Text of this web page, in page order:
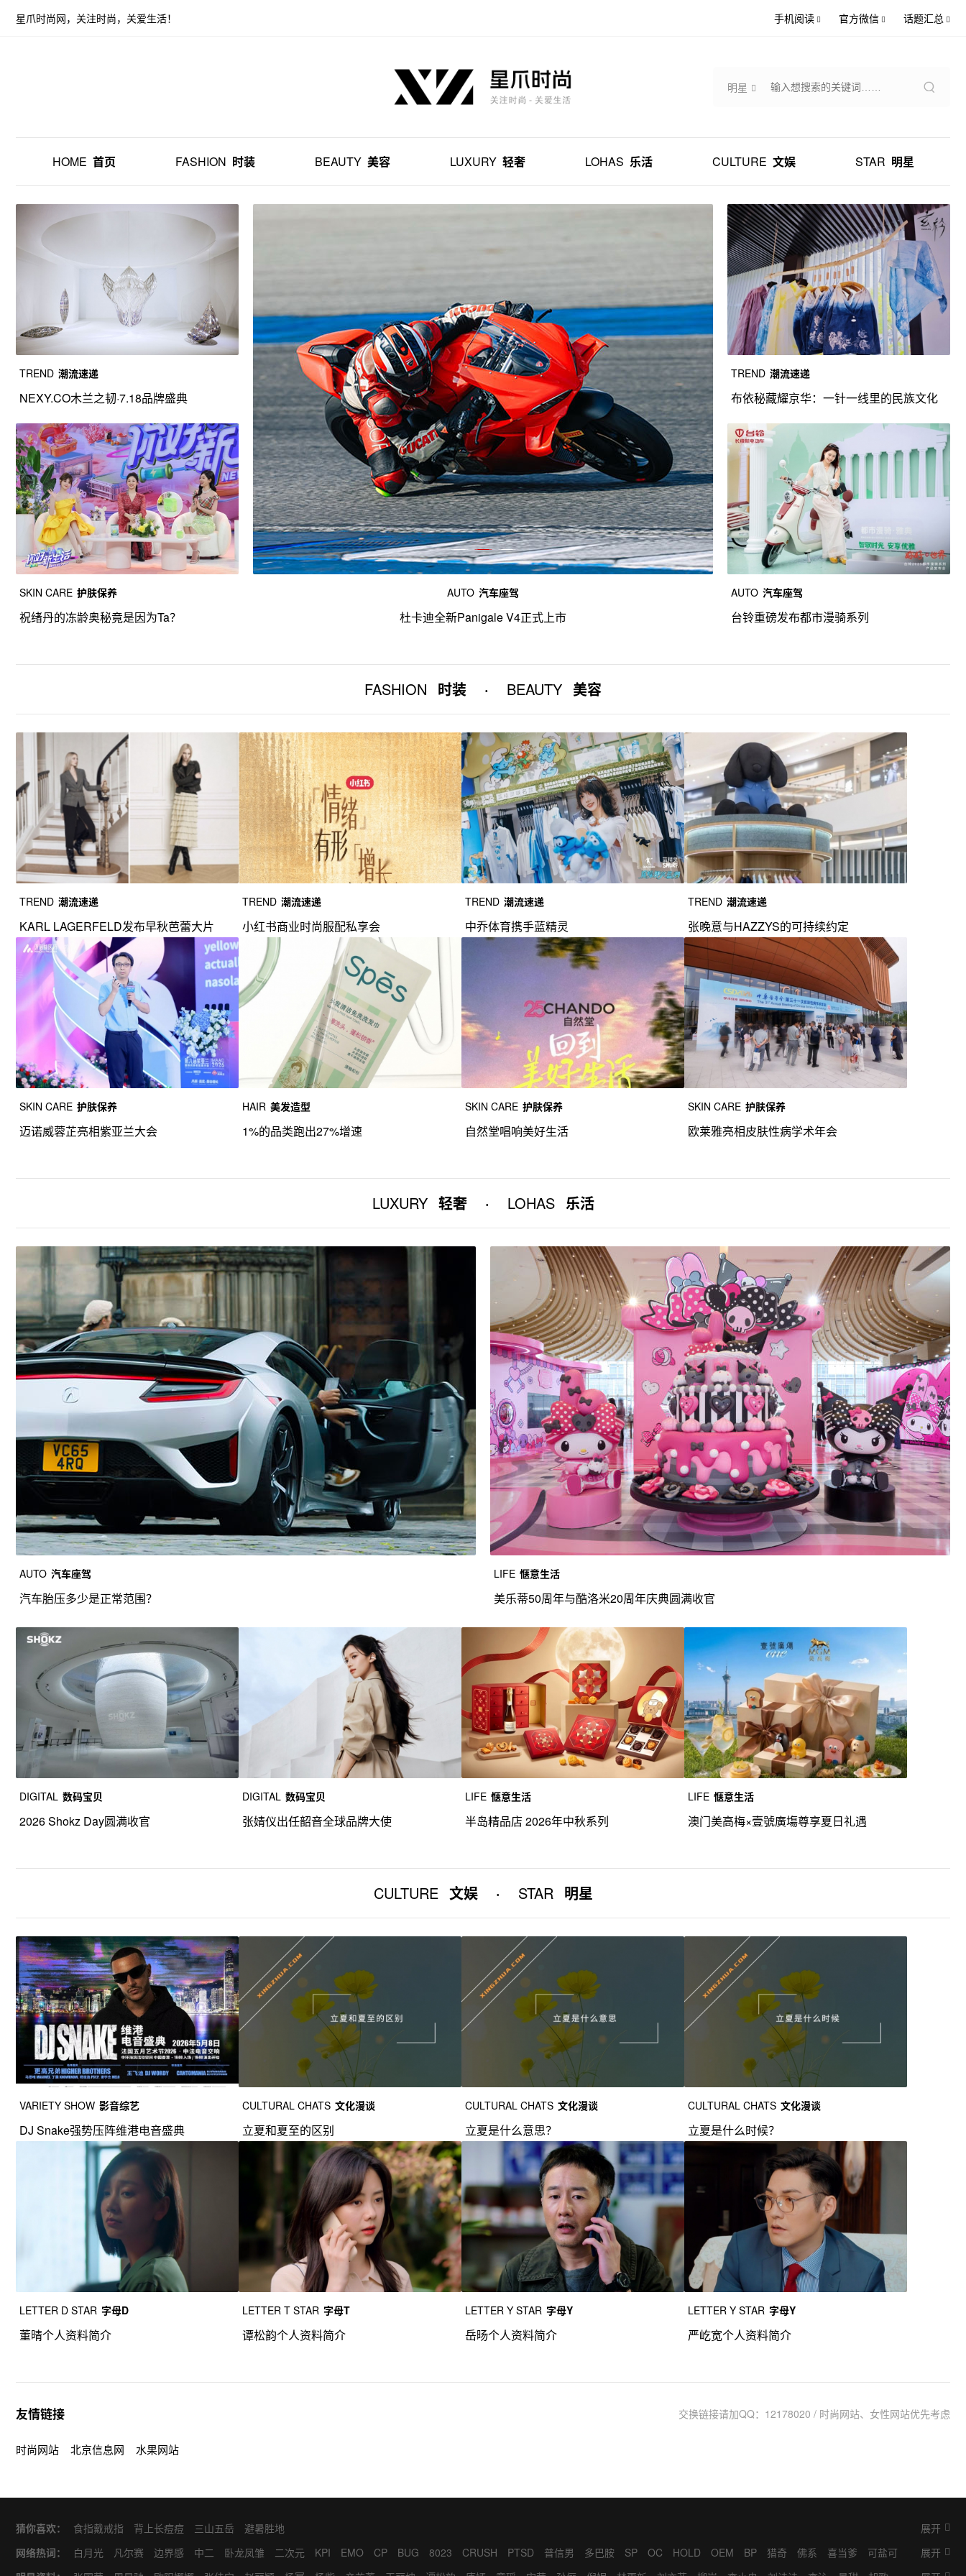
星爪时尚网，关注时尚，关爱生活！ 手机阅读 官方微信 话题汇总
明星
HOME 首页 FASHION 时装 BEAUTY 美容 LUXURY 轻奢 LOHAS 乐活 CULTURE 文娱 STAR 明星
汽车座驾
杜卡迪全新Panigale V4正式上市 ENWEIS伊维斯正式官宣品牌代言人
TREND 潮流速递
NEXY.CO木兰之韧·7.18品牌盛典
SKIN CARE 护肤保养
祝绪丹的冻龄奥秘竟是因为Ta？
TREND 潮流速递
布依秘藏耀京华：一针一线里的民族文化
新生
AUTO 汽车座驾
台铃重磅发布都市漫骑系列
FASHION 时装 · BEAUTY 美容
TREND 潮流速递
KARL LAGERFELD发布早秋芭蕾大片
TREND 潮流速递
小红书商业时尚服配私享会
TREND 潮流速递
中乔体育携手蓝精灵
TREND 潮流速递
张晚意与HAZZYS的可持续约定
SKIN CARE 护肤保养
迈诺威蓉芷亮相紫亚兰大会
HAIR 美发造型
1%的品类跑出27%增速
SKIN CARE 护肤保养
自然堂唱响美好生活
SKIN CARE 护肤保养
欧莱雅亮相皮肤性病学术年会
LUXURY 轻奢 · LOHAS 乐活
AUTO 汽车座驾
汽车胎压多少是正常范围？
LIFE 惬意生活
美乐蒂50周年与酷洛米20周年庆典圆满收官
DIGITAL 数码宝贝
2026 Shokz Day圆满收官
DIGITAL 数码宝贝
张婧仪出任韶音全球品牌大使
LIFE 惬意生活
半岛精品店 2026年中秋系列
LIFE 惬意生活
澳门美高梅×壹號廣塲尊享夏日礼遇
CULTURE 文娱 · STAR 明星
VARIETY SHOW 影音综艺
DJ Snake强势压阵维港电音盛典
CULTURAL CHATS 文化漫谈
立夏和夏至的区别
CULTURAL CHATS 文化漫谈
立夏是什么意思？
CULTURAL CHATS 文化漫谈
立夏是什么时候？
LETTER D STAR 字母D
董晴个人资料简介
LETTER T STAR 字母T
谭松韵个人资料简介
LETTER Y STAR 字母Y
岳旸个人资料简介
LETTER Y STAR 字母Y
严屹宽个人资料简介
友情链接 交换链接请加QQ：12178020 / 时尚网站、女性网站优先考虑
时尚网站 北京信息网 水果网站
猜你喜欢： 食指戴戒指 背上长痘痘 三山五岳 避暑胜地
展开
网络热词：
白月光 凡尔赛 边界感 中二 卧龙凤雏 二次元 KPI EMO CP BUG 8023 CRUSH PTSD 普信男 多巴胺 SP OC HOLD OEM BP 猎奇 佛系 喜当爹
可盐可
展开